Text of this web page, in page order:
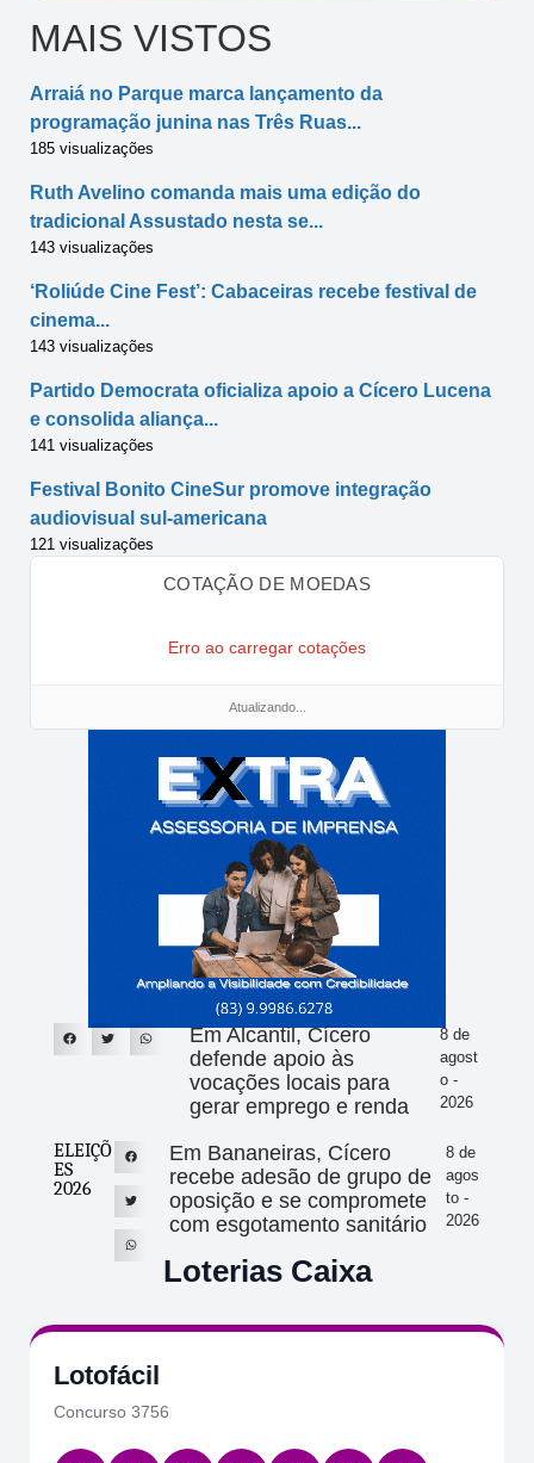
MAIS VISTOS
Arraiá no Parque marca lançamento da
programação junina nas Três Ruas...
185 visualizações
Ruth Avelino comanda mais uma edição do
tradicional Assustado nesta se...
143 visualizações
‘Roliúde Cine Fest’: Cabaceiras recebe festival de
cinema...
143 visualizações
Partido Democrata oficializa apoio a Cícero Lucena
e consolida aliança...
141 visualizações
Festival Bonito CineSur promove integração
audiovisual sul-americana
121 visualizações
COTAÇÃO DE MOEDAS
Erro ao carregar cotações
Atualizando...
Em Alcantil, Cícero
defende apoio às
vocações locais para
gerar emprego e renda
8 de
agost
o -
2026
ELEIÇÕ
ES
2026
Em Bananeiras, Cícero
recebe adesão de grupo de
oposição e se compromete
com esgotamento sanitário
8 de
agos
to -
2026
Loterias Caixa
Lotofácil
Concurso 3756